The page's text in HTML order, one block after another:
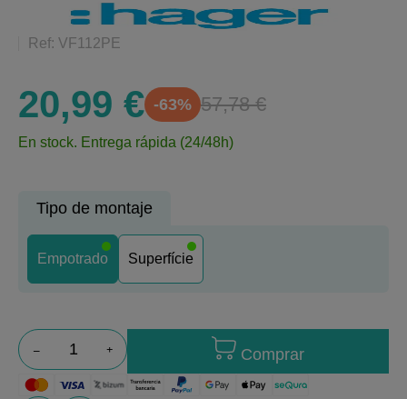
Ref: VF112PE
20,99 € -63% 57,78 €
En stock. Entrega rápida (24/48h)
Tipo de montaje
Empotrado Superfície
Comprar